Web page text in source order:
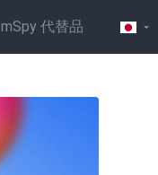
mSpy 代替品